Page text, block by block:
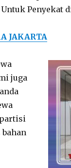
Penyekat
JAKARTA
juga
bahan